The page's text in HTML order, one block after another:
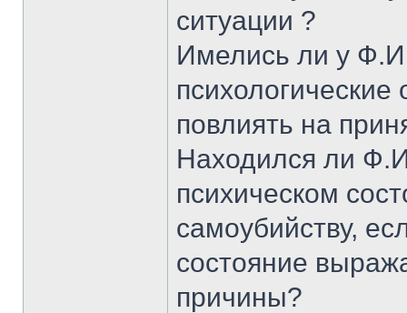
ситуации ?
Имелись ли у
повлиять на
Находился ли
психическом
самоубийству,
состояние
причины?